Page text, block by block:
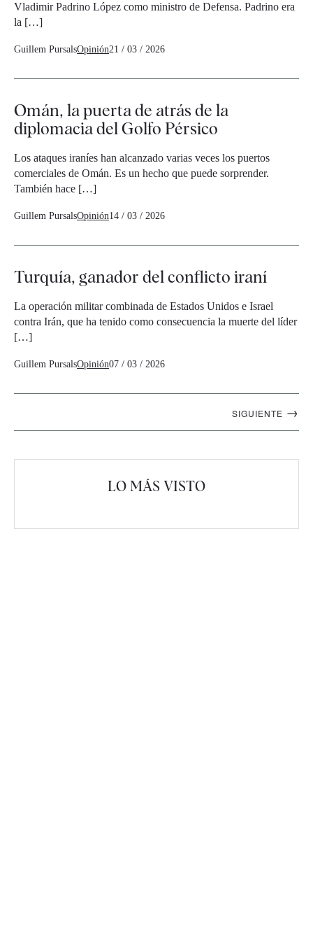
Vladimir Padrino López como ministro de Defensa. Padrino era
la […]
Guillem PursalsOpinión21 / 03 / 2026
Omán, la puerta de atrás de la
diplomacia del Golfo Pérsico
Los ataques iraníes han alcanzado varias veces los puertos
comerciales de Omán. Es un hecho que puede sorprender.
También hace […]
Guillem PursalsOpinión14 / 03 / 2026
Turquía, ganador del conflicto iraní
La operación militar combinada de Estados Unidos e Israel
contra Irán, que ha tenido como consecuencia la muerte del líder
[…]
Guillem PursalsOpinión07 / 03 / 2026
SIGUIENTE →
LO MÁS VISTO